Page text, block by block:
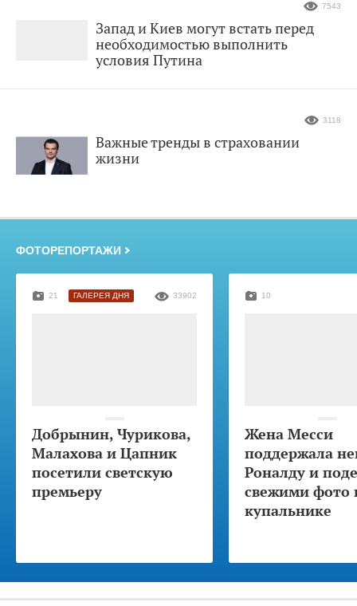
Запад и Киев могут встать перед
необходимостью выполнить
условия Путина
7543
Важные тренды в страховании
жизни
3118
ФОТОРЕПОРТАЖИ
Добрынин, Чурикова,
Малахова и Цапник
посетили светскую
премьеру
21 ГАЛЕРЕЯ ДНЯ 33902
Жена Месси
поддержала
Роналду и
свежими фото
купальнике
10